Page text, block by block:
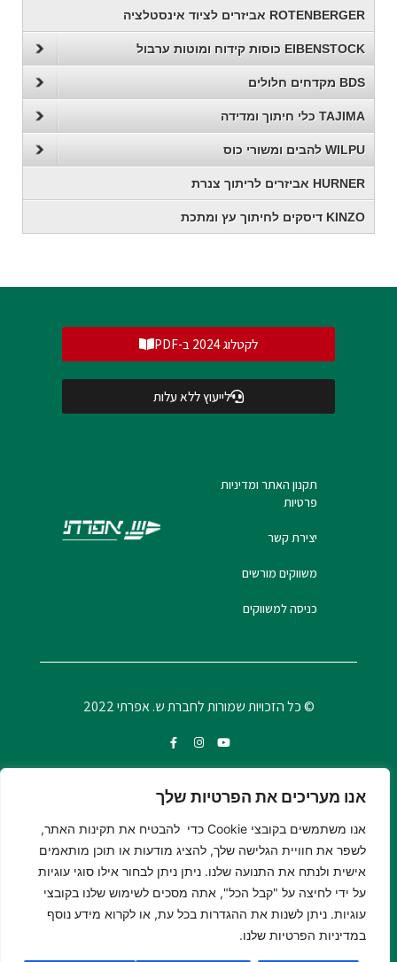
אנו מעריכים את הפרטיות שלך
אנו משתמשים בקובצי Cookie כדי להבטיח את תקינות האתר,
לשפר את חוויית הגלישה שלך, להציג מודעות או תוכן מותאמים
אישית ולנתח את התנועה שלנו. ניתן ניתן לבחור אילו סוגי עוגיות
על ידי לחיצה על "קבל הכל", אתה מסכים לשימוש שלנו בקובצי
עוגיות. ניתן לשנות את ההגדרות בכל עת, או לקרוא מידע נוסף
במדיניות הפרטיות שלנו.
ROTENBERGER אביזרים לציוד אינסטלציה
EIBENSTOCK כוסות קידוח ומוטות ערבול
BDS מקדחים חלולים
TAJIMA כלי חיתוך ומדידה
WILPU להבים ומשורי כוס
HURNER אביזרים לריתוך צנרת
KINZO דיסקים לחיתוך עץ ומתכת
לקטלוג 2024 ב-PDF
לייעוץ ללא עלות
תקנון האתר ומדיניות
פרטיות
יצירת קשר
משווקים מורשים
כניסה למשווקים
© כל הזכויות שמורות לחברת ש. אפרתי 2022
© כל הזכויות שמורות לחברת ש. אפרתי 2022